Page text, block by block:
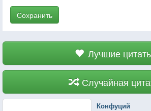
Сохранить
Лучшие
Случайная
Конфуций